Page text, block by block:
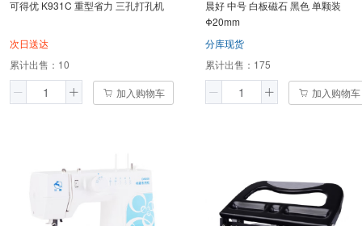
可得优 K931C 重型省力 三孔打孔机
次日送达
累计出售： 10
加入购物车
晨好 中号 白板磁石 黑色 单颗装
Φ20mm
分库现货
累计出售： 175
加入购物车